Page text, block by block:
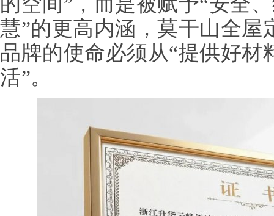
慧”的更高内涵，莫干山全屋
品牌的使命必须从“提供好材
活”。